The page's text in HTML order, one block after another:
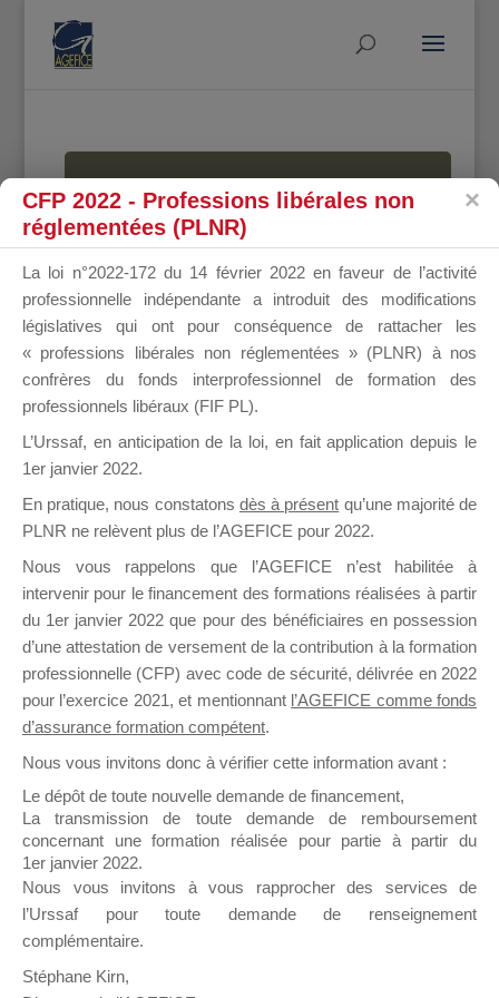
MALLETTE
DU
DIRIGEANT
Groupe Public
il y a un mois
Ce groupe est destiné aux Organismes de
Formation qui souhaitent répondre à l’Appel à
Propositions Mallette du Dirigeant.
sur lequel il est possible de laisser un message
ou poser une question.
NB : Il est nécessaire d’être
pouvoir rejoindre ce groupe
CFP 2022 - Professions libérales non
réglementées (PLNR)
La loi n°2022-172 du 14 février 2022 en faveur de l’activité
professionnelle indépendante a introduit des modifications
législatives qui ont pour conséquence de rattacher les
« professions libérales non réglementées » (PLNR) à nos
confrères du fonds interprofessionnel de formation des
professionnels libéraux (FIF PL).
L’Urssaf, en anticipation de la loi, en fait application depuis le
1er janvier 2022.
En pratique, nous constatons dès à présent qu’une majorité de
PLNR ne relèvent plus de l’AGEFICE pour 2022.
Nous vous rappelons que l’AGEFICE n’est habilitée à
intervenir pour le financement des formations réalisées à partir
du 1er janvier 2022 que pour des bénéficiaires en possession
d’une attestation de versement de la contribution à la formation
professionnelle (CFP) avec code de sécurité, délivrée en 2022
pour l’exercice 2021, et mentionnant l’AGEFICE comme fonds
d’assurance formation compétent.
Nous vous invitons donc à vérifier cette information avant :
Le dépôt de toute nouvelle demande de financement,
La transmission de toute demande de remboursement
concernant une formation réalisée pour partie à partir du
1er janvier 2022.
Nous vous invitons à vous rapprocher des services de
l’Urssaf pour toute demande de renseignement
complémentaire.
Stéphane Kirn,